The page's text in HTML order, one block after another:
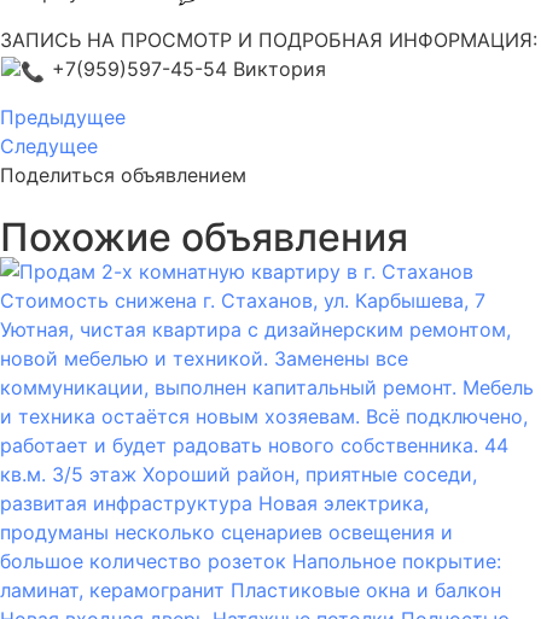
ЗАПИСЬ НА ПРОСМОТР И ПОДРОБНАЯ ИНФОРМАЦИЯ:
+7(959)597-45-54 Виктория
Предыдущее
Следущее
Поделиться объявлением
Похожие объявления